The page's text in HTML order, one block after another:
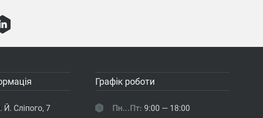
Й. Сліпого, 7
Графік роботи
Пн...Пт: 9:00 — 18:00